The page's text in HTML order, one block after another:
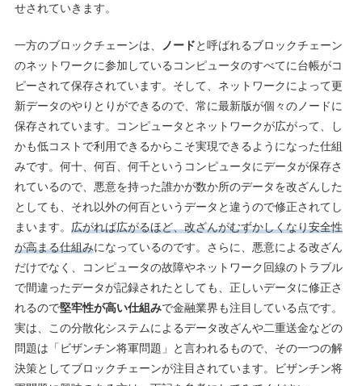
せされていきます。
一方のブロックチェーンは、 ノードと呼ばれるブロックチェーン
のネットワークに参加しているコンピュータのすべてに台帳がコ
ピーされて保存されています。そして、ネットワークによって更
新データのやりとりができるので、常に最新版が個々のノードに
保存されています。コンピュータとネットワークが広がって、し
かも低コストで利用できるからこそ実現できるようになった仕組
みです。何十、何百、何千というコンピュータにデータが保存さ
れているので、悪意を持った誰かが数か所のデータを改ざんした
としても、それ以外の何百というデータと違うので修正されてし
まいます。 広がれば広がるほど、改ざんがむずかしくなり安全性
が高まる仕組みになっているのです。さらに、悪意による改ざん
だけでなく、コンピュータの故障やネットワーク回線のトラブル
で間違ったデータが記録されたとしても、正しいデータに修正さ
れるので堅牢性が高い仕組みで金融業界も注目している点です。
実は、この分散化システムによるデータ改ざんや二重送金などの
問題は「ビザンチン将軍問題」と言われるもので、その一つの解
決策としてブロックチェーンが注目されています。ビザンチン将